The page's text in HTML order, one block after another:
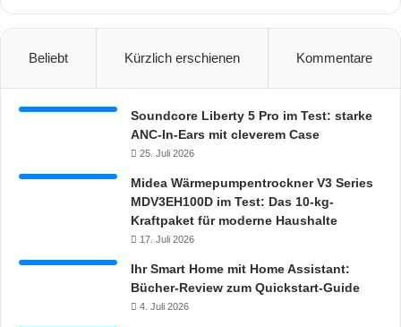
n
e
Beliebt Kürzlich erschienen Kommentare
Soundcore Liberty 5 Pro im Test: starke
ANC-In-Ears mit cleverem Case
25. Juli 2026
Midea Wärmepumpentrockner V3 Series
MDV3EH100D im Test: Das 10-kg-
Kraftpaket für moderne Haushalte
17. Juli 2026
Ihr Smart Home mit Home Assistant:
Bücher-Review zum Quickstart-Guide
4. Juli 2026